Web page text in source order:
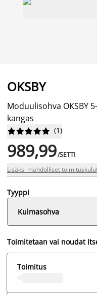
OKSBY
Moduulisohva OKSBY
kangas





 (1)
989,99/SETTI
Lisäksi mahdolliset
Tyyppi
Kulmasohva
Toimitetaan vai noudat
Toimitus